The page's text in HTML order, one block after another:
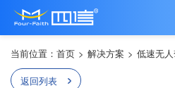
当前位置： 首页 > 解决方案 > 低速无
返回列表